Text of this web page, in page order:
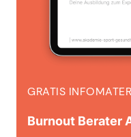
GRATIS
Burnout Berater